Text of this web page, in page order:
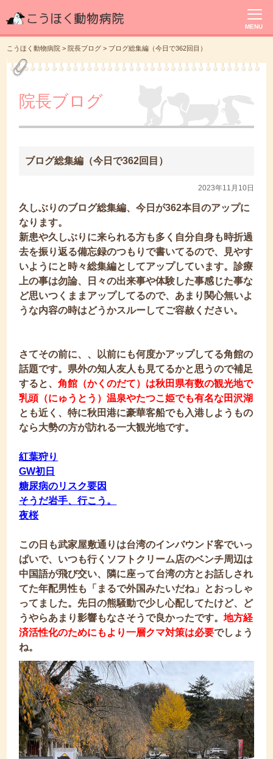
MENU
こうほく動物病院 >院長ブログ > ブログ総集編（今日で362回目）
院長ブログ
ブログ総集編（今日で362回目）
2023年11月10日
久しぶりのブログ総集編、今日が362本目のアップに
なります。
新患や久しぶりに来られる方も多く自分自身も時折過
去を振り返る備忘録のつもりで書いてるので、見やす
いようにと時々総集編としてアップしています。診療
上の事は勿論、日々の出来事や体験した事感じた事な
ど思いつくままアップしてるので、あまり関心無いよ
うな内容の時はどうかスルーしてご容赦ください。
さてその前に、、以前にも何度かアップしてる角館の
話題です。県外の知人友人も見てるかと思うので補足
すると、角館（かくのだて）は秋田県有数の観光地で
乳頭（にゅうとう）温泉やたつこ姫でも有名な田沢湖
とも近く、特に秋田港に豪華客船でも入港しようもの
なら大勢の方が訪れる一大観光地です。
紅葉狩り
GW初日
糖尿病のリスク要因
そうだ岩手、行こう。
夜桜
この日も武家屋敷通りは台湾のインバウンド客でいっ
ぱいで、いつも行くソフトクリーム店のベンチ周辺は
中国語が飛び交い、隣に座って台湾の方とお話しされ
てた年配男性も「まるで外国みたいだね」とおっしゃ
ってました。先日の熊騒動で少し心配してたけど、ど
うやらあまり影響もなさそうで良かったです。地方経
済活性化のためにもより一層クマ対策は必要でしょう
ね。